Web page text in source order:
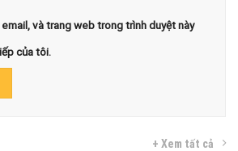
và trang web trong trình duyệt này
của tôi.
+ Xem tất cả